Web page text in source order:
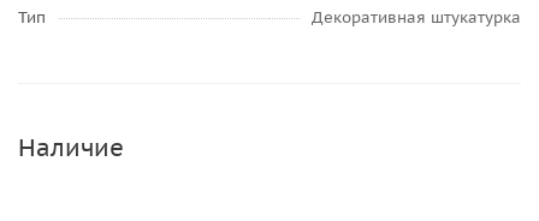
Тип Декоративная штукатурка
Наличие